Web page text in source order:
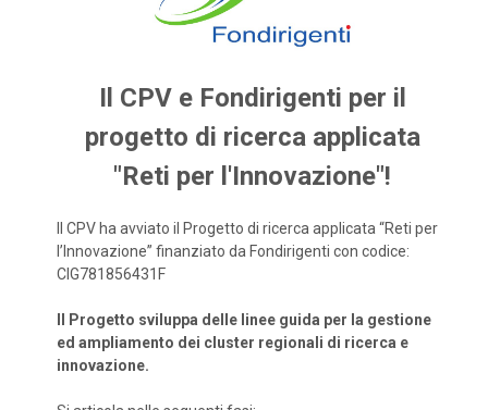
Il CPV e Fondirigenti per il
progetto di ricerca applicata
"Reti per l'Innovazione"!
Il CPV ha avviato il Progetto di ricerca applicata “Reti per
l’Innovazione” finanziato da Fondirigenti con codice:
CIG781856431F
Il Progetto sviluppa delle linee guida per la gestione
ed ampliamento dei cluster regionali di ricerca e
innovazione.